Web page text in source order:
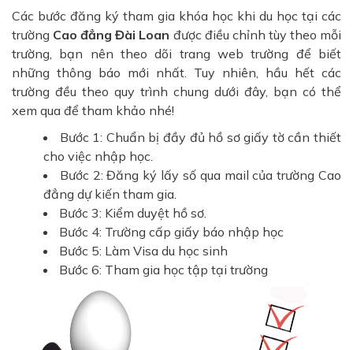
Các bước đăng ký tham gia khóa học khi du học tại các
trường Cao đẳng Đài Loan được điều chỉnh tùy theo mỗi
trường, bạn nên theo dõi trang web trường để biết
những thông báo mới nhất. Tuy nhiên, hầu hết các
trường đều theo quy trình chung dưới đây, bạn có thể
xem qua để tham khảo nhé!
Bước 1: Chuẩn bị đầy đủ hồ sơ giấy tờ cần thiết
cho việc nhập học.
Bước 2: Đăng ký lấy số qua mail của trường Cao
đẳng dự kiến tham gia.
Bước 3: Kiểm duyệt hồ sơ.
Bước 4: Trường cấp giấy báo nhập học
Bước 5: Làm Visa du học sinh
Bước 6: Tham gia học tập tại trường